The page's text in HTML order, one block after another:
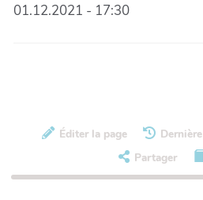
01.12.2021 - 17:30
Éditer la page
Partager